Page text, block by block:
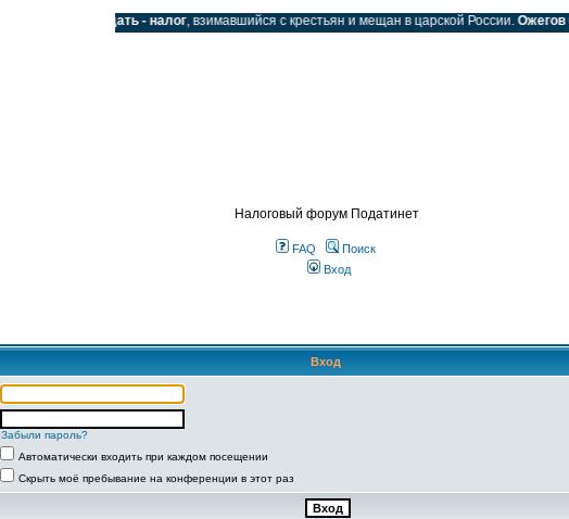
Подать - налог, взимавшийся с крестьян и мещан в царской России.Ожегов
Налоговый форум Податинет
FAQ
Поиск
Вход
Вход
Забыли пароль?
Автоматически входить при каждом посещении
Скрыть моё пребывание на конференции в этот раз